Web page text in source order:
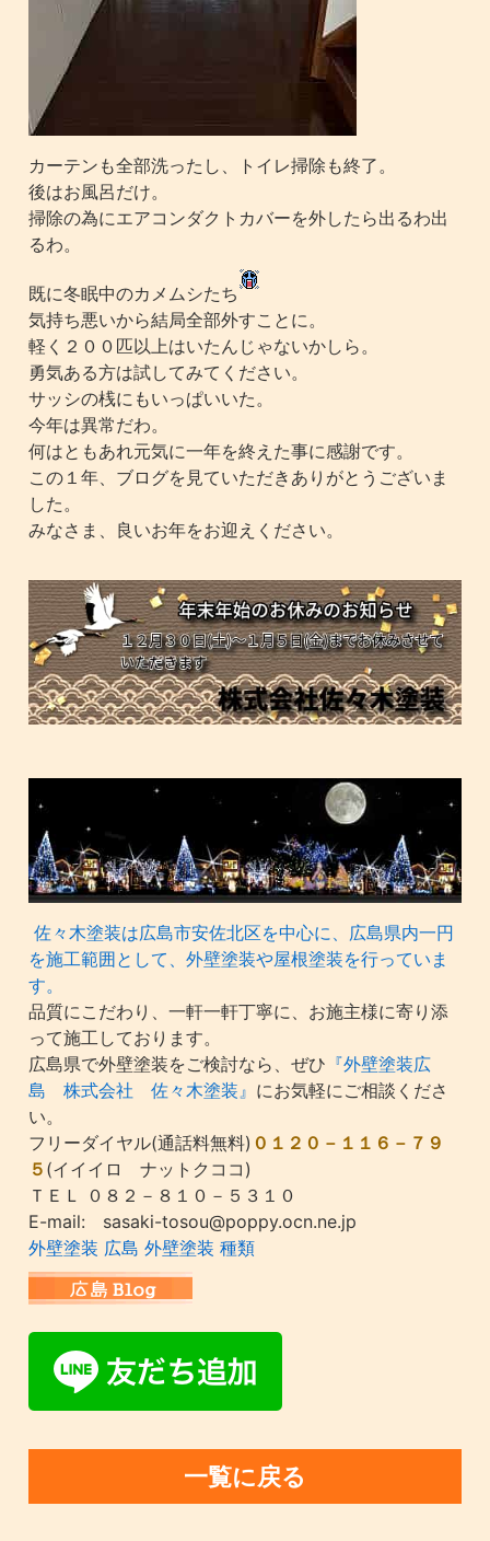
カーテンも全部洗ったし、トイレ掃除も終了。
後はお風呂だけ。
掃除の為にエアコンダクトカバーを外したら出るわ出
るわ。
既に冬眠中のカメムシたち
気持ち悪いから結局全部外すことに。
軽く２００匹以上はいたんじゃないかしら。
勇気ある方は試してみてください。
サッシの桟にもいっぱいいた。
今年は異常だわ。
何はともあれ元気に一年を終えた事に感謝です。
この１年、ブログを見ていただきありがとうございま
した。
みなさま、良いお年をお迎えください。
佐々木塗装は広島市安佐北区を中心に、広島県内一円
を施工範囲として、外壁塗装や屋根塗装を行っていま
す。
品質にこだわり、一軒一軒丁寧に、お施主様に寄り添
って施工しております。
広島県で外壁塗装をご検討なら、ぜひ 『外壁塗装広
島 株式会社 佐々木塗装』 にお気軽にご相談くださ
い。
フリーダイヤル(通話料無料) ０１２０－１１６－７９
５ (イイイロ ナットクココ)
ＴＥＬ ０８２－８１０－５３１０
E-mail: sasaki-tosou@poppy.ocn.ne.jp
外壁塗装 広島 外壁塗装 種類
一覧に戻る